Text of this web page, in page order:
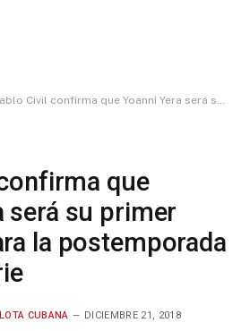
Civil confirma que Yoanni Yera será su primer refuerzo para la postemporada de la 58 Serie
que
será su primer
la postemporada
CUBANA DICIEMBRE 21, 2018